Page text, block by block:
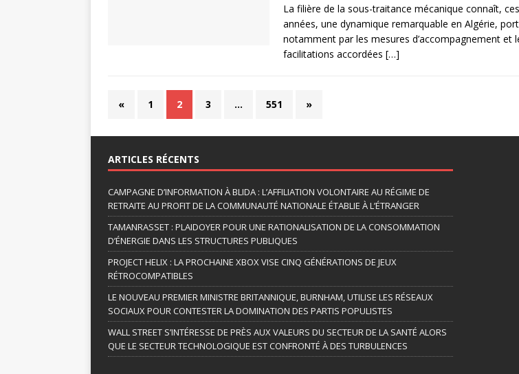
La filière de la sous-traitance mécanique connaît,
années, une dynamique remarquable en Algérie,
notamment par les mesures d’accompagnement et
facilitations accordées […]
« 1 2 3 … 551 »
ARTICLES RÉCENTS
CAMPAGNE D’INFORMATION À BLIDA : L’AFFILIATION VOLONTAIRE AU RÉGIME DE
RETRAITE AU PROFIT DE LA COMMUNAUTÉ NATIONALE ÉTABLIE À L’ÉTRANGER
TAMANRASSET : PLAIDOYER POUR UNE RATIONALISATION DE LA CONSOMMATION
D’ÉNERGIE DANS LES STRUCTURES PUBLIQUES
PROJECT HELIX : LA PROCHAINE XBOX VISE CINQ GÉNÉRATIONS DE JEUX
RÉTROCOMPATIBLES
LE NOUVEAU PREMIER MINISTRE BRITANNIQUE, BURNHAM, UTILISE LES RÉSEAUX
SOCIAUX POUR CONTESTER LA DOMINATION DES PARTIS POPULISTES
WALL STREET S’INTÉRESSE DE PRÈS AUX VALEURS DU SECTEUR DE LA SANTÉ ALORS
QUE LE SECTEUR TECHNOLOGIQUE EST CONFRONTÉ À DES TURBULENCES